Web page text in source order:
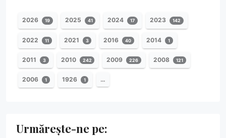
2026 19 2025 41 2024 17 2023 142
2022 11 2021 3 2016 40 2014 1
2011 3 2010 242 2009 226 2008 121
2006 1 1926 1 …
Urmărește-ne pe: